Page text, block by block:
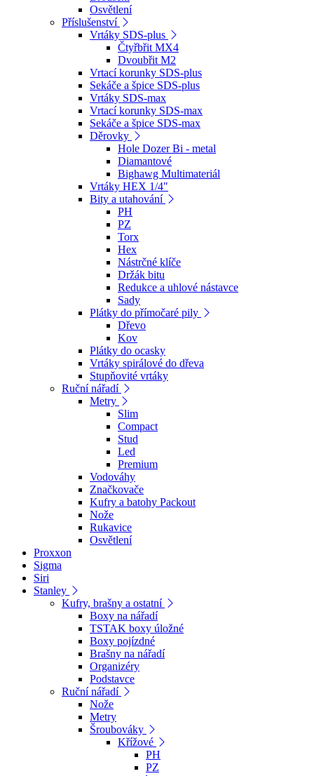
Osvětlení
Příslušenství
Vrtáky SDS-plus
Čtyřbřit MX4
Dvoubřit M2
Vrtací korunky SDS-plus
Sekáče a špice SDS-plus
Vrtáky SDS-max
Vrtací korunky SDS-max
Sekáče a špice SDS-max
Děrovky
Hole Dozer Bi - metal
Diamantové
Bighawg Multimateriál
Vrtáky HEX 1/4"
Bity a utahování
PH
PZ
Torx
Hex
Nástrčné klíče
Držák bitu
Redukce a uhlové nástavce
Sady
Plátky do přímočaré pily
Dřevo
Kov
Plátky do ocasky
Vrtáky spirálové do dřeva
Stupňovité vrtáky
Ruční nářadí
Metry
Slim
Compact
Stud
Led
Premium
Vodováhy
Značkovače
Kufry a batohy Packout
Nože
Rukavice
Osvětlení
Proxxon
Sigma
Siri
Stanley
Kufry, brašny a ostatní
Boxy na nářadí
TSTAK boxy úložné
Boxy pojízdné
Brašny na nářadí
Organizéry
Podstavce
Ruční nářadí
Nože
Metry
Šroubováky
Křížové
PH
PZ